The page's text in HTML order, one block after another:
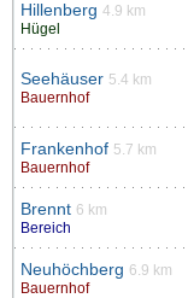
Hillenberg 4.9 km
Hügel
Seehäuser 5.4 km
Bauernhof
Frankenhof 5.7 km
Bauernhof
Brennt 6 km
Bereich
Neuhöchberg 6.9 km
Bauernhof